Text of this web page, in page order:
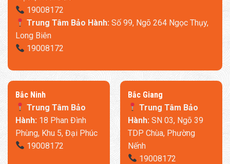
19008172
Trung Tâm Bảo Hành:Số 99, Ngõ 264 Ngọc Thụy,
Long Biên
19008172
​Bắc Ninh
Trung Tâm Bảo
Hành: 18 Phan Đình
Phùng, Khu 5, Đại Phúc
19008172
​Bắc Giang
Trung Tâm Bảo
Hành: SN 03, Ngõ 39
TDP Chùa, Phường
Nếnh
19008172